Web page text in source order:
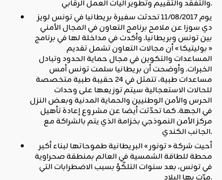
والتفقد والتقييم وتطوير آليات العمل الرقابي.
يوم 11/08/2017 تحدثت سفيرة بريطانيا في تونس لويز
دي سوزا عن ملامح برنامج التعاون في المجال الأمني
بين تونس وبريطانيا. وأكدت في مداخلة لها في برنامج
« بوليتيكا » أن مجالات التعاون تشمل تقديم
المساعدات والتكوين في مجال حماية الحدود وتبادل
الخبرات. وأوضحت أن بريطانيا سلمت تونس أمس
مساعدات طبية، تتمثل في 24 حقيبة طبية متخصصة
للحالات الاستعجالية سيتم توزيعها على وحدات
الحرس والأمن الوطنيين والحماية المدنية وبعض النزل
في الجهة. كما تحدّثت أيضا عن مشروع إعادة تأهيل
مركز الأمن النموذجي بخزامة الذي يتم بالشراكة مع
الجانب الكندي.
أحيت شركة « تونور » البريطانية طموحاتها لبناء أكبر
محطة للطاقة الشمسية في العالم بمنطقة صحراوية
في تونس، بعد سنوات التلكّؤ بسبب الاضطرابات التي